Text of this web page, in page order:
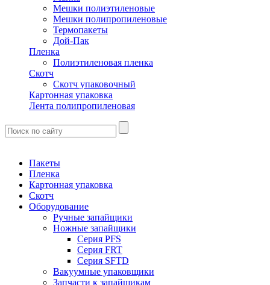
Мешки полиэтиленовые
Мешки полипропиленовые
Термопакеты
Дой-Пак
Пленка
Полиэтиленовая пленка
Скотч
Скотч упаковочный
Картонная упаковка
Лента полипропиленовая
Пакеты
Пленка
Картонная упаковка
Скотч
Оборудование
Ручные запайщики
Ножные запайщики
Серия PFS
Серия FRT
Серия SFTD
Вакуумные упаковщики
Запчасти к запайщикам